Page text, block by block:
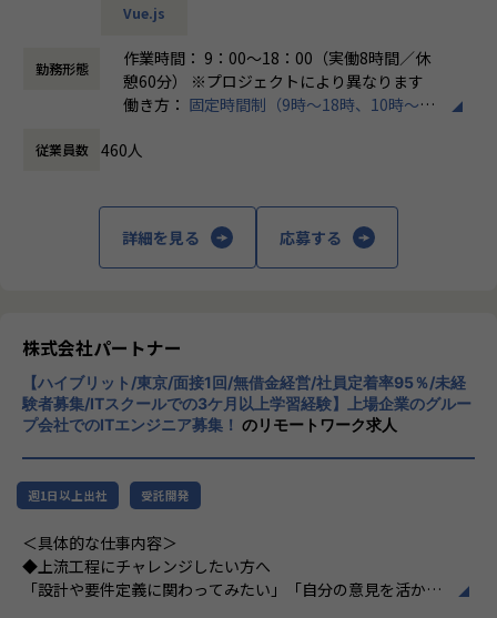
・チャットで気軽に相談OK
└日常的に連絡しやすく、安心して話せる関係性を構築。
・トラブル時は当日中に対応
└問題発生時は営業とアドバイザーが即対応し、迅速に調
整。
・勉強会・交流会を年2回実施
└他案件の社員ともつながれる場を用意。ナレッジ共有も活
＜チーム組織構成＞
入社後は原則2名以上のチームに配属されるため、一人現場
や丸投げはないです。
また、経験値に応じて先輩がフォローに入り、定例MTGやチ
95％（2024年8月時点／1年以内）
▼開発系
・オンラインヨガプラットフォームの要件定義・設計（Rub
y／Vue／AWS）
・自社ECサイトの新規立ち上げ（要件定義～運用／TypeScr
（C#／Python）
▼インフラ系
・ECクラウド基盤設計（AWS／VMware）
・アプリ向けサーバ設計構築（Docker／Azure）
Vue.js
勤務形態
作業時間： 9：00～18：00（実働8時間／休
憩60分） ※プロジェクトにより異なります
働き方： 固定時間制（9時～18時、10時～19
時間外労働の有無： 有（月平均20時間）
従業員数 460人
詳細を見る 応募する
株式会社パートナー
【ハイブリット/東京/面接1回/無借金経営/社員定着率95％/未経
験者募集/ITスクールでの3ケ月以上学習経験】上場企業のグルー
プ会社でのITエンジニア募集！ のリモートワーク求人
週1日以上出社 受託開発
＜具体的な仕事内容＞
◆上流工程にチャレンジしたい方へ
「設計や要件定義に関わってみたい」「自分の意見を活かせ